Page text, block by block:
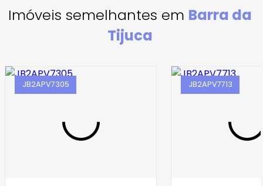
Imóveis semelhantes em Barra da
Tijuca
JB2APV7305 JB2APV7713